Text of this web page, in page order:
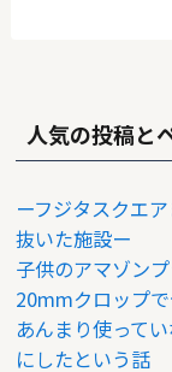
人気の投稿と
ーフジタスクエ
抜いた施設ー
子供のアマゾン
20mmクロップ
あんまり使って
にしたという話